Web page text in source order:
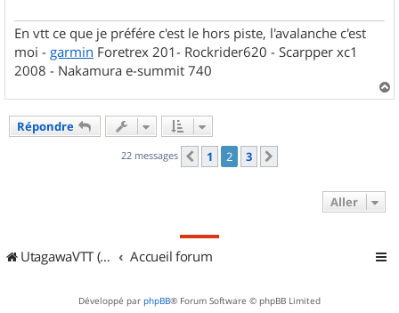
En vtt ce que je préfére c'est le hors piste, l'avalanche c'est
moi - garmin Foretrex 201- Rockrider620 - Scarpper xc1
2008 - Nakamura e-summit 740
a
Répondre
22 messages Précédent
1 2 3
Aller
UtagawaVTT (Randos VTT et VTTAE avec traces GPS) Accueil forum
Développé par phpBB® Forum Software © phpBB Limited